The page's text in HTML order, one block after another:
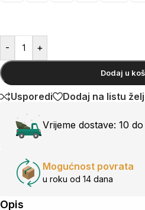
- +
Dodaj u
Usporedi Dodaj na listu
Vrijeme dostave: 10
Mogućnost povrata
u roku od 14 dana
Opis